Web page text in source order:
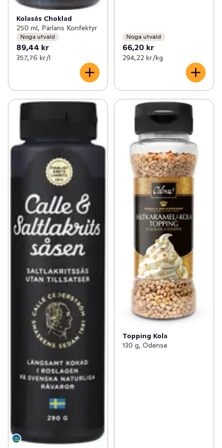
Kolasås Choklad
250 ml, Pärlans Konfektyr
Noga utvald
89,44 kr
357,76 kr /l
Noga utvald
66,20 kr
294,22 kr /kg
Topping Kola
130 g, Odense